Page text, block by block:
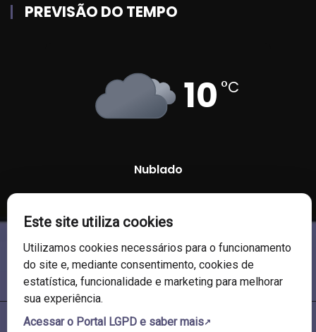
PREVISÃO DO TEMPO
10 °C
Nublado
91 % 1010 mb
Este site utiliza cookies
Utilizamos cookies necessários para o funcionamento
do site e, mediante consentimento, cookies de
estatística, funcionalidade e marketing para melhorar
sua experiência.
Acessar o Portal LGPD e saber mais